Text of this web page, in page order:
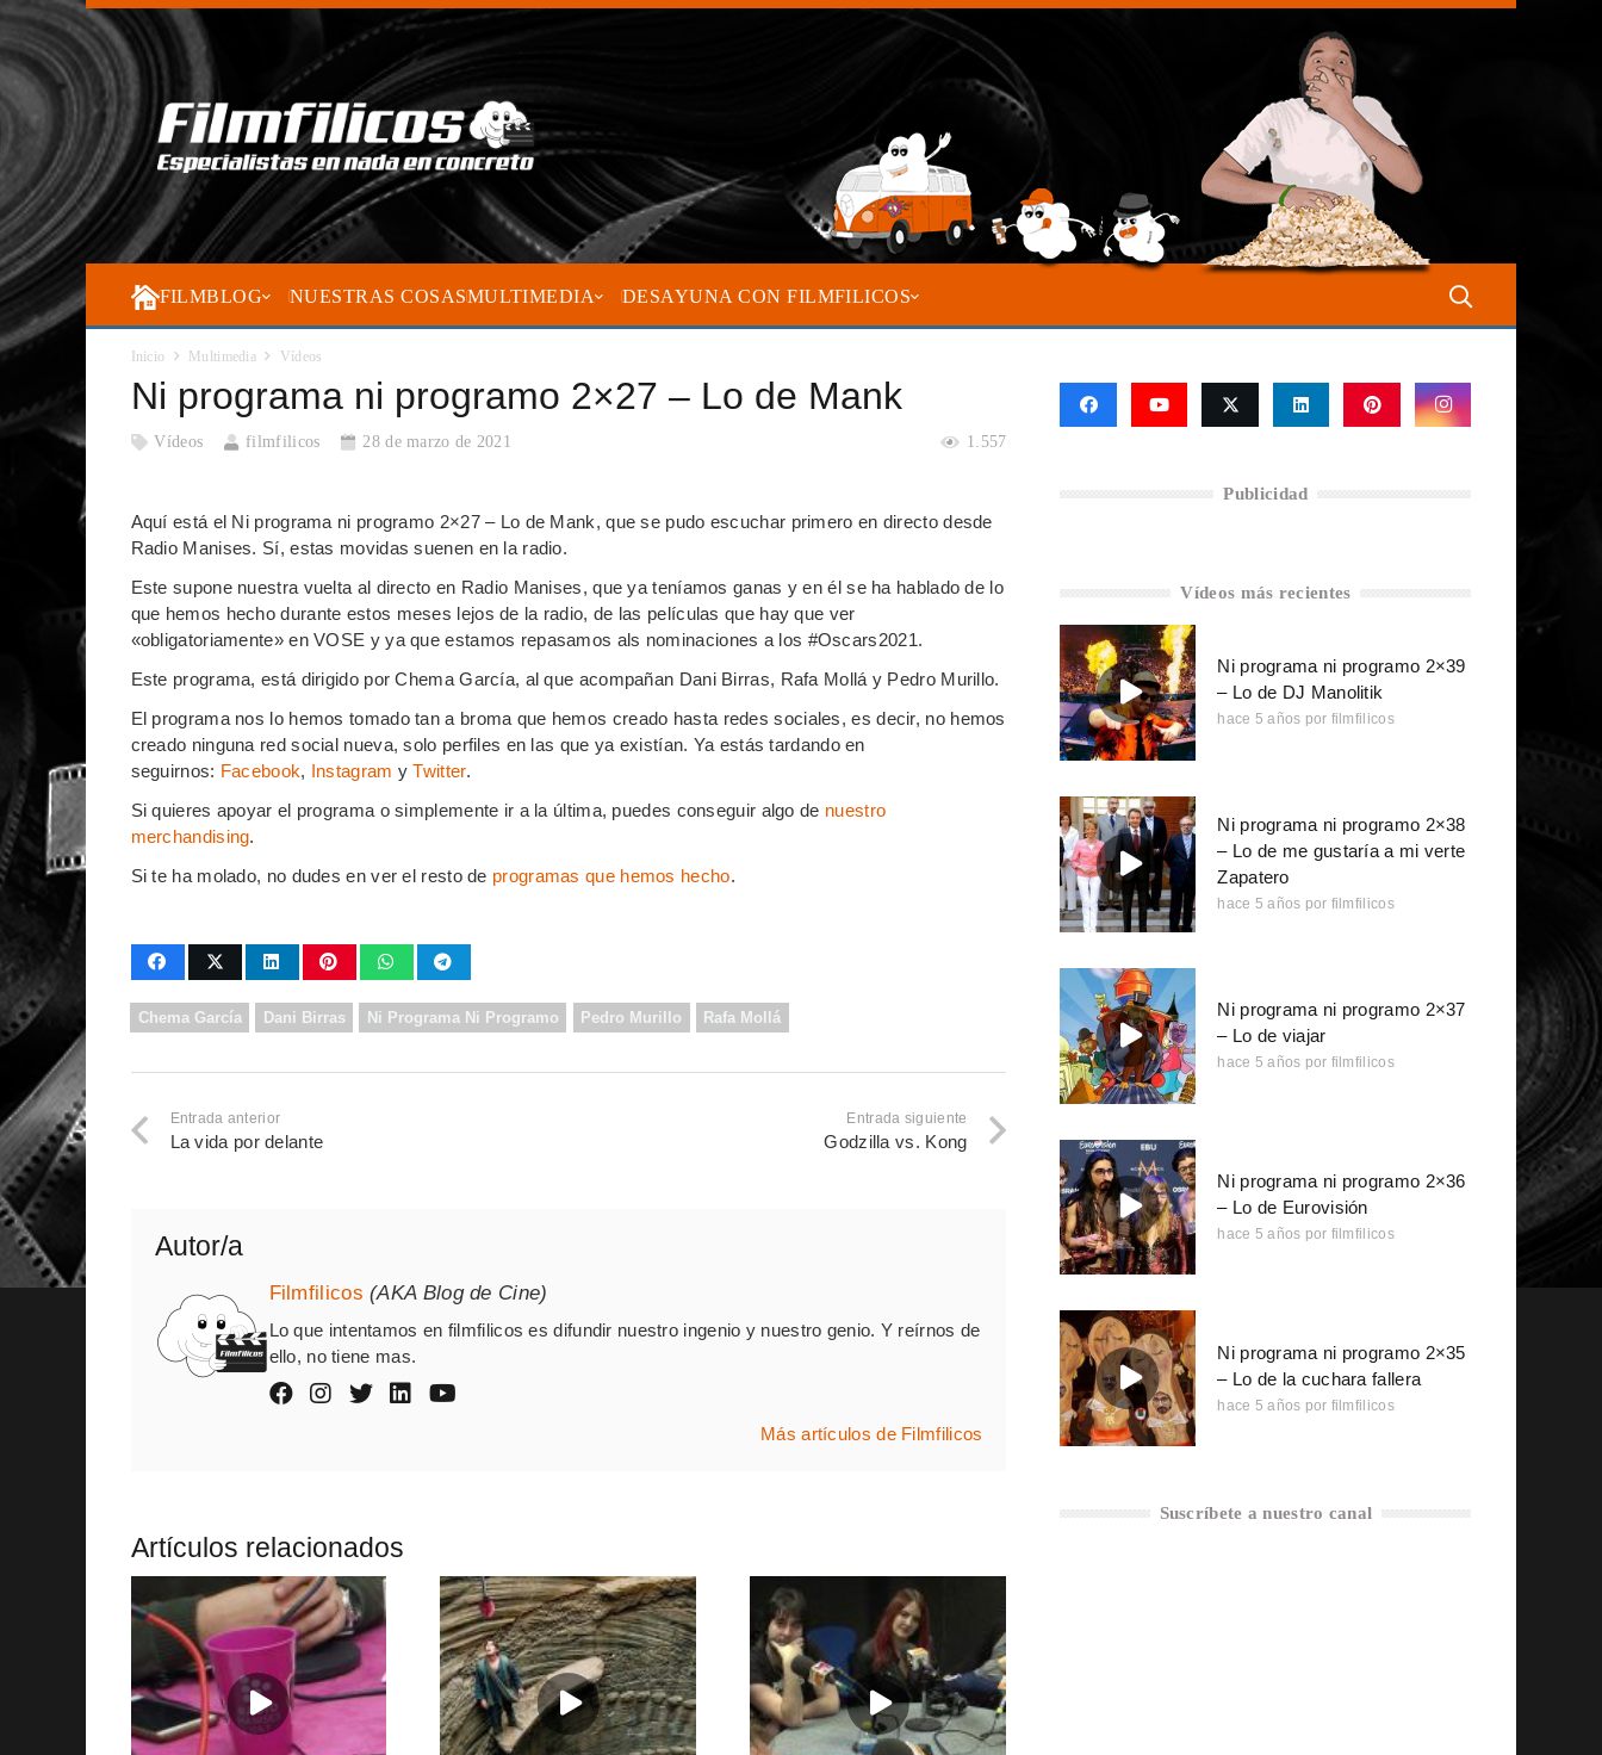
FILMBLOG NUESTRAS COSASMULTIMEDIA DESAYUNA CON FILMFILICOS
Inicio Multimedia Vídeos
Ni programa ni programo 2×27 – Lo de Mank
Vídeos filmfilicos 28 de marzo de 2021 1.557
Aquí está el Ni programa ni programo 2×27 – Lo de Mank, que se pudo escuchar primero en directo desde
Radio Manises. Sí, estas movidas suenen en la radio.
Este supone nuestra vuelta al directo en Radio Manises, que ya teníamos ganas y en él se ha hablado de lo
que hemos hecho durante estos meses lejos de la radio, de las películas que hay que ver
«obligatoriamente» en VOSE y ya que estamos repasamos als nominaciones a los #Oscars2021.
Este programa, está dirigido por Chema García, al que acompañan Dani Birras, Rafa Mollá y Pedro Murillo.
El programa nos lo hemos tomado tan a broma que hemos creado hasta redes sociales, es decir, no hemos
creado ninguna red social nueva, solo perfiles en las que ya existían. Ya estás tardando en
seguirnos: Facebook, Instagram yTwitter.
Si quieres apoyar el programa o simplemente ir a la última, puedes conseguir algo de nuestro
merchandising.
Si te ha molado, no dudes en ver el resto de programas que hemos hecho.
Chema García Dani Birras Ni Programa Ni Programo Pedro Murillo Rafa Mollá
Entrada anterior
La vida por delante
Entrada siguiente
Godzilla vs. Kong
Autor/a
Filmfilicos (AKA Blog de Cine)
Lo que intentamos en filmfilicos es difundir nuestro ingenio y nuestro genio. Y reírnos de
ello, no tiene mas.
Más artículos de Filmfilicos
Artículos relacionados
Publicidad
Vídeos más recientes
Ni programa ni programo 2×39
– Lo de DJ Manolitik
hace 5 años por filmfilicos
Ni programa ni programo 2×38
– Lo de me gustaría a mi verte
Zapatero
hace 5 años por filmfilicos
Ni programa ni programo 2×37
– Lo de viajar
hace 5 años por filmfilicos
Ni programa ni programo 2×36
– Lo de Eurovisión
hace 5 años por filmfilicos
Ni programa ni programo 2×35
– Lo de la cuchara fallera
hace 5 años por filmfilicos
Suscríbete a nuestro canal